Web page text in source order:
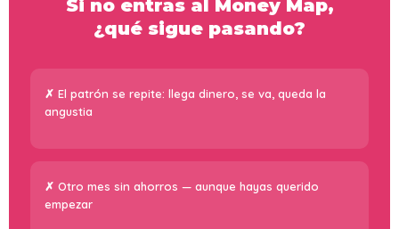
Si no entras al Money Map,
¿qué sigue pasando?
El patrón se repite: llega dinero, se va, queda la
angustia
Otro mes sin ahorros — aunque hayas querido
empezar